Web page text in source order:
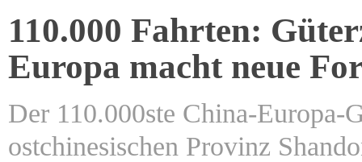
110.000 Fahrten:
Europa macht neue
Der 110.000ste China-Europa-
ostchinesischen Provinz